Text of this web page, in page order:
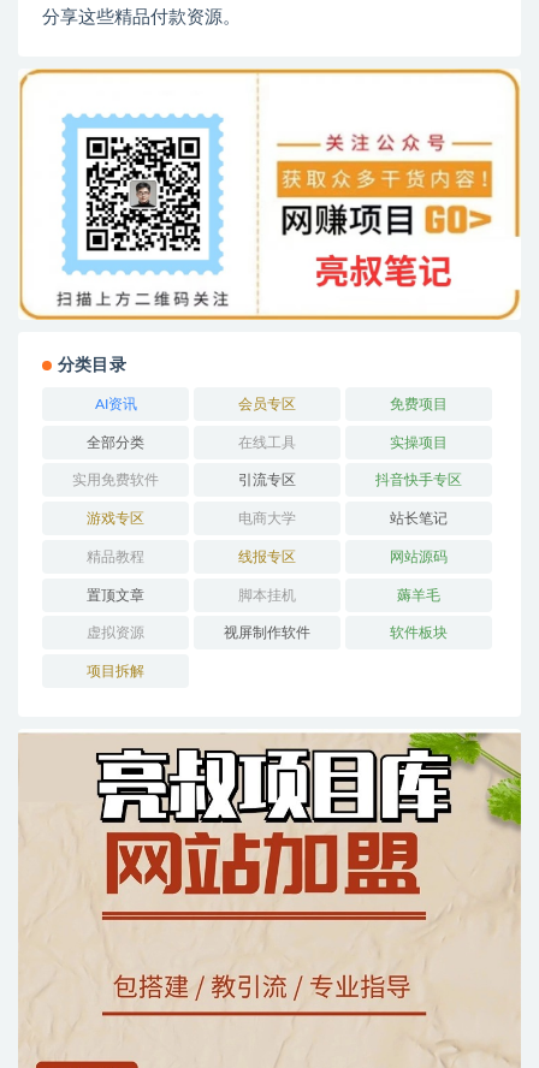
分享这些精品付款资源。
分类目录
AI资讯 会员专区 免费项目
全部分类 在线工具 实操项目
实用免费软件 引流专区 抖音快手专区
游戏专区 电商大学 站长笔记
精品教程 线报专区 网站源码
置顶文章 脚本挂机 薅羊毛
虚拟资源 视屏制作软件 软件板块
项目拆解